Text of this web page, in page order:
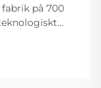
på 700